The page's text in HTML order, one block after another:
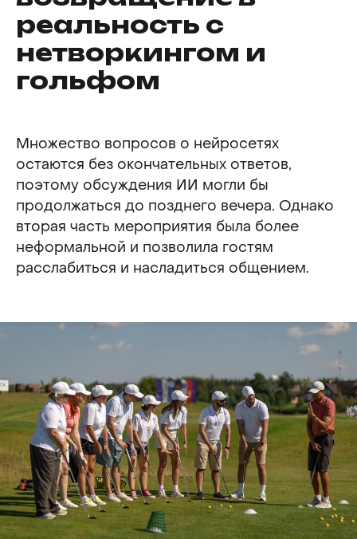
реальность с
нетворкингом и
гольфом
Множество вопросов о нейросетях
остаются без окончательных ответов,
поэтому обсуждения ИИ могли бы
продолжаться до позднего вечера. Однако
вторая часть мероприятия была более
неформальной и позволила гостям
расслабиться и насладиться общением.